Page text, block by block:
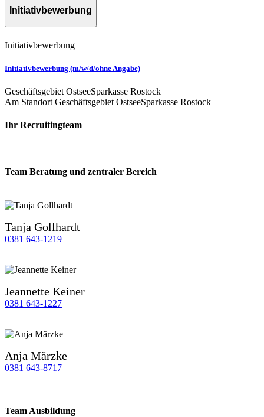
Initiativbewerbung
Initiativbewerbung
Initiativbewerbung (m/w/d/ohne Angabe)
Geschäftsgebiet OstseeSparkasse Rostock
Am Standort Geschäftsgebiet OstseeSparkasse Rostock
Ihr Recruitingteam
Team Beratung und zentraler Bereich
Tanja Gollhardt
0381 643-1219
Jeannette Keiner
0381 643-1227
Anja Märzke
0381 643-8717
Team Ausbildung